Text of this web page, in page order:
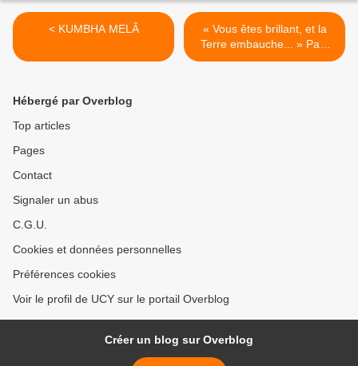
< KUMBHA MELÂ
« Vous êtes brillant, et la
Terre embauche... » Paul
Hawken >
Hébergé par Overblog
Top articles
Pages
Contact
Signaler un abus
C.G.U.
Cookies et données personnelles
Préférences cookies
Voir le profil de UCY sur le portail Overblog
Créer un blog sur Overblog